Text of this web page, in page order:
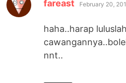
fareast February 20,
haha..harap
nnt..